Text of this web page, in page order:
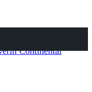
Sari